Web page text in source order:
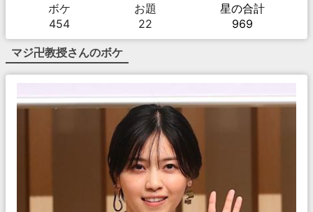
ボケ
454
お題
22
星の合計
969
マジ卍教授さんのボケ